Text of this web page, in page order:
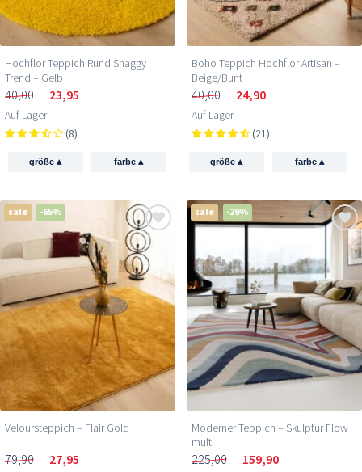
Hochflor Teppich Rund Shaggy
Trend – Gelb
40,00 23,95
Auf Lager
(8)
größe▴ farbe ▴
Boho Teppich Hochflor Artisan –
Beige/Bunt
40,00 24,90
Auf Lager
(21)
größe▴ farbe ▴
sale -65%
Veloursteppich – Flair Gold
79,90 27,95
sale -29%
Moderner Teppich – Skulptur Flow
multi
225,00 159,90